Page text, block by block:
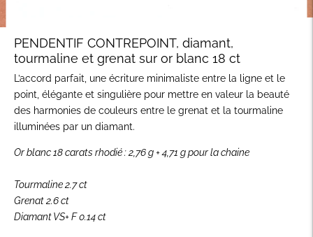
PENDENTIF CONTREPOINT, diamant,
tourmaline et grenat sur or blanc 18 ct
L’accord parfait, une écriture minimaliste entre la ligne et le
point, élégante et singulière pour mettre en valeur la beauté
des harmonies de couleurs entre le grenat et la tourmaline
illuminées par un diamant.
Or blanc 18 carats rhodié : 2,76 g + 4,71 g pour la chaine
Tourmaline 2.7 ct
Grenat 2.6 ct
Diamant VS+ F 0.14 ct